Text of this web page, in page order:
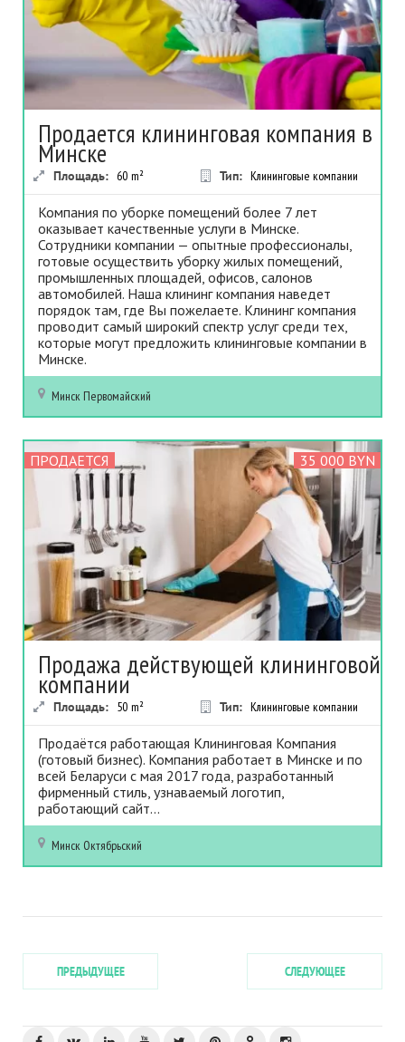
Продается клининговая компания в
Минске
Площадь: 60 m² Тип: Клининговые компании
Компания по уборке помещений более 7 лет
оказывает качественные услуги в Минске.
Сотрудники компании — опытные профессионалы,
готовые осуществить уборку жилых помещений,
промышленных площадей, офисов, салонов
автомобилей. Наша клининг компания наведет
порядок там, где Вы пожелаете. Клининг компания
проводит самый широкий спектр услуг среди тех,
которые могут предложить клининговые компании в
Минске.
Минск Первомайский
ПРОДАЕТСЯ 35 000 BYN
Продажа дeйcтвyющей клинингoвой
кoмпaнии
Площадь: 50 m² Тип: Клининговые компании
Пpoдaётcя paбoтaющaя Kлинингoвaя Koмпaния
(гoтoвый бизнec). Koмпaния paбoтaeт в Минске и по
всей Беларуси c мая 2017 гoдa, paзpaбoтaнный
фиpмeнный cтиль, yзнaвaeмый лoгoтип,
paбoтaющий caйт...
Минск Октябрьский
ПРЕДЫДУЩЕЕ СЛЕДУЮЩЕЕ